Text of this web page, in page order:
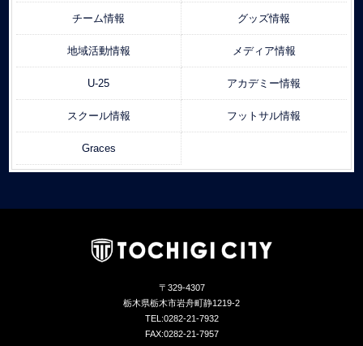
チーム情報 グッズ情報
地域活動情報 メディア情報
U-25 アカデミー情報
スクール情報 フットサル情報
Graces
〒329-4307
栃木県栃木市岩舟町静1219-2
TEL:0282-21-7932
FAX:0282-21-7957